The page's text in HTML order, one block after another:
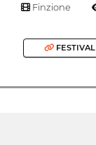
Finzione
FESTIVAL